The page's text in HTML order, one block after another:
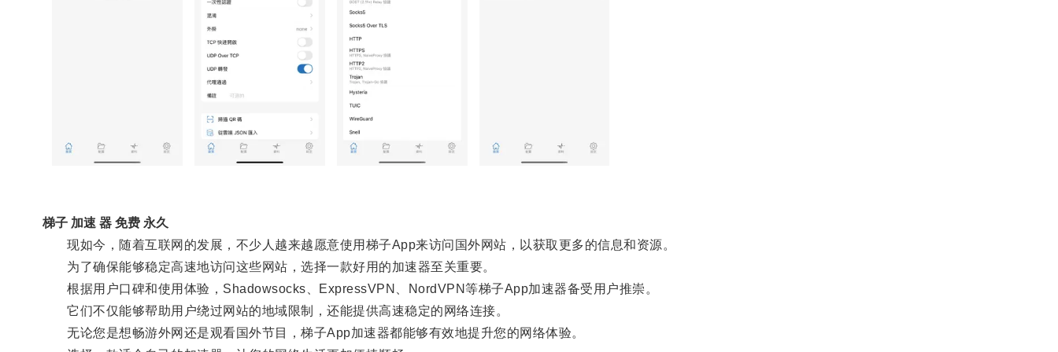
梯子 加速 器 免费 永久
现如今，随着互联网的发展，不少人越来越愿意使用梯子App来访问国外网站，以获取更多的信息和资源。
为了确保能够稳定高速地访问这些网站，选择一款好用的加速器至关重要。
根据用户口碑和使用体验，Shadowsocks、ExpressVPN、NordVPN等梯子App加速器备受用户推崇。
它们不仅能够帮助用户绕过网站的地域限制，还能提供高速稳定的网络连接。
无论您是想畅游外网还是观看国外节目，梯子App加速器都能够有效地提升您的网络体验。